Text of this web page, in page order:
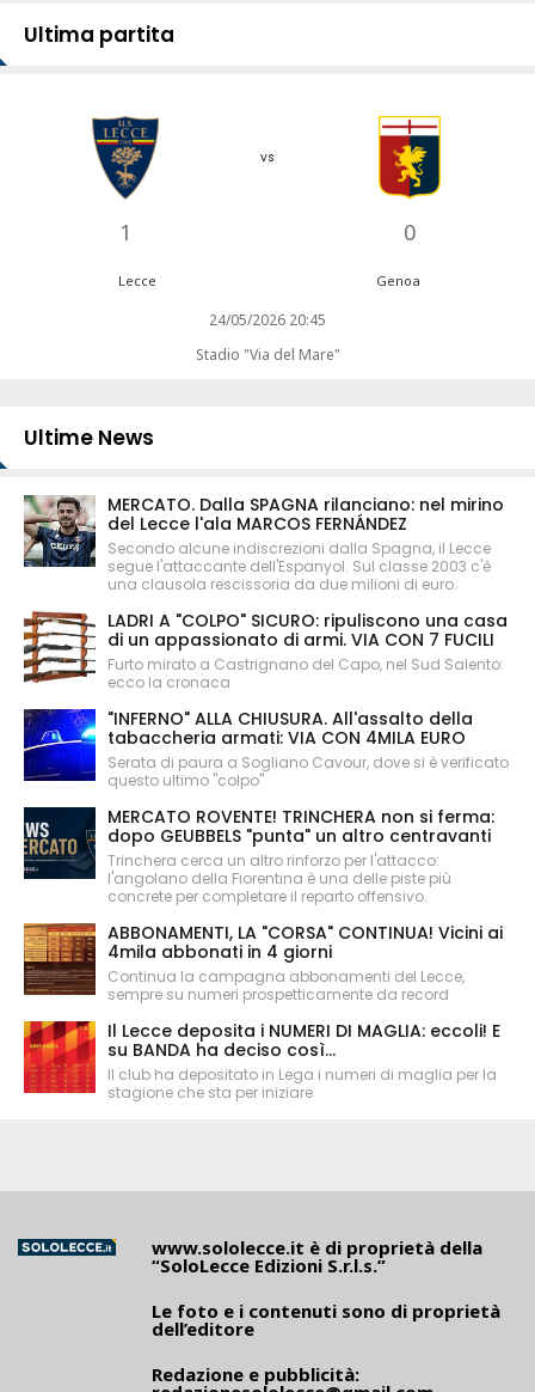
Ultima partita
1
vs
0
Lecce Genoa
24/05/2026 20:45
Stadio "Via del Mare"
Ultime News
MERCATO. Dalla SPAGNA rilanciano: nel mirino
del Lecce l'ala MARCOS FERNÁNDEZ
Secondo alcune indiscrezioni dalla Spagna, il Lecce
segue l'attaccante dell'Espanyol. Sul classe 2003 c'è
una clausola rescissoria da due milioni di euro.
LADRI A "COLPO" SICURO: ripuliscono una casa
di un appassionato di armi. VIA CON 7 FUCILI
Furto mirato a Castrignano del Capo, nel Sud Salento:
ecco la cronaca
"INFERNO" ALLA CHIUSURA. All'assalto della
tabaccheria armati: VIA CON 4MILA EURO
Serata di paura a Sogliano Cavour, dove si è verificato
questo ultimo "colpo"
MERCATO ROVENTE! TRINCHERA non si ferma:
dopo GEUBBELS "punta" un altro centravanti
Trinchera cerca un altro rinforzo per l'attacco:
l'angolano della Fiorentina è una delle piste più
concrete per completare il reparto offensivo.
ABBONAMENTI, LA "CORSA" CONTINUA! Vicini ai
4mila abbonati in 4 giorni
Continua la campagna abbonamenti del Lecce,
sempre su numeri prospetticamente da record
Il Lecce deposita i NUMERI DI MAGLIA: eccoli! E
su BANDA ha deciso così...
Il club ha depositato in Lega i numeri di maglia per la
stagione che sta per iniziare
www.sololecce.it è di proprietà della
“SoloLecce Edizioni S.r.l.s.”
Le foto e i contenuti sono di proprietà
dell’editore
Redazione e pubblicità: